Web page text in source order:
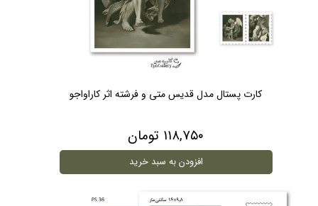
کارت پستال مدل قدیس متی و فرشته اثر کاراواجو
۱۱۸,۷۵۰ تومان
افزودن به سبد خرید